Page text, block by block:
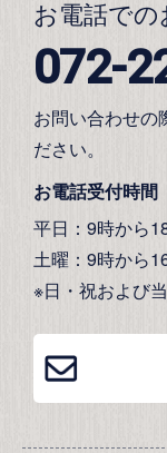
お電話での
072-
お問い合わせの
ださい。
お電話受付時間
平日：9時から
土曜：9時から
※日・祝および